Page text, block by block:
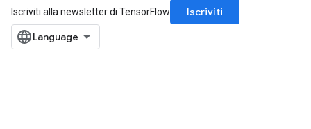
Iscriviti alla newsletter di TensorFlow
Iscriviti